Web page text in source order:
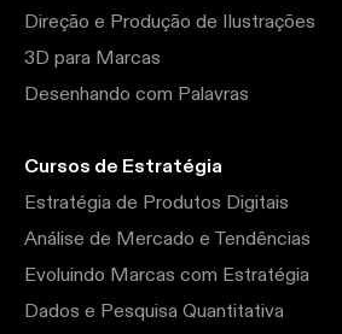
Direção e Produção de Ilustrações
3D para Marcas
Desenhando com Palavras
Cursos de Estratégia
Estratégia de Produtos Digitais
Análise de Mercado e Tendências
Evoluindo Marcas com Estratégia
Dados e Pesquisa Quantitativa